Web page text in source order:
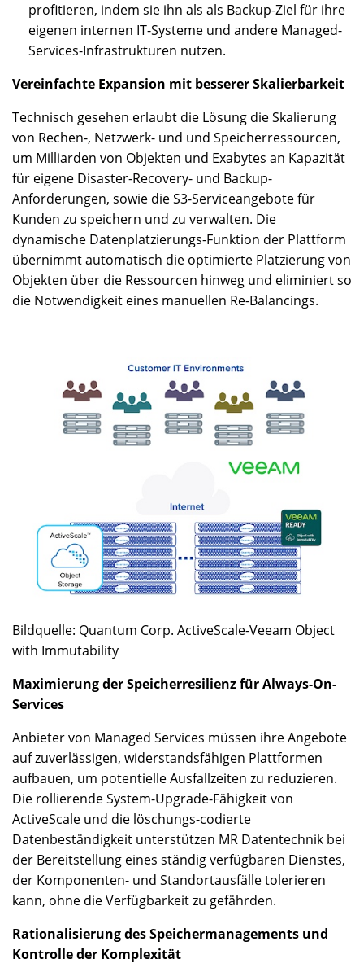
profitieren, indem sie ihn als als Backup-Ziel für ihre
eigenen internen IT-Systeme und andere Managed-
Services-Infrastrukturen nutzen.
Vereinfachte Expansion mit besserer Skalierbarkeit
Technisch gesehen erlaubt die Lösung die Skalierung
von Rechen-, Netzwerk- und und Speicherressourcen,
um Milliarden von Objekten und Exabytes an Kapazität
für eigene Disaster-Recovery- und Backup-
Anforderungen, sowie die S3-Serviceangebote für
Kunden zu speichern und zu verwalten. Die
dynamische Datenplatzierungs-Funktion der Plattform
übernimmt automatisch die optimierte Platzierung von
Objekten über die Ressourcen hinweg und eliminiert so
die Notwendigkeit eines manuellen Re-Balancings.
Bildquelle: Quantum Corp. ActiveScale-Veeam Object
with Immutability
Maximierung der Speicherresilienz für Always-On-
Services
Anbieter von Managed Services müssen ihre Angebote
auf zuverlässigen, widerstandsfähigen Plattformen
aufbauen, um potentielle Ausfallzeiten zu reduzieren.
Die rollierende System-Upgrade-Fähigkeit von
ActiveScale und die löschungs-codierte
Datenbeständigkeit unterstützen MR Datentechnik bei
der Bereitstellung eines ständig verfügbaren Dienstes,
der Komponenten- und Standortausfälle tolerieren
kann, ohne die Verfügbarkeit zu gefährden.
Rationalisierung des Speichermanagements und
Kontrolle der Komplexität